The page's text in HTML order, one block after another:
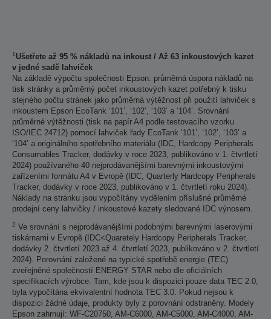
1 Ušetřete až 95 % nákladů na inkoust / Až 63 inkoustových kazet
v jedné sadě lahviček
Na základě výpočtu společnosti Epson: průměrná úspora nákladů na
tisk stránky a průměrný počet inkoustových kazet potřebný k tisku
stejného počtu stránek jako průměrná výtěžnost při použití lahviček s
inkoustem Epson EcoTank ‘101’, ‘102’, ‘103’ a ‘104’. Srovnání
průměrné výtěžnosti (tisk na papír A4 podle testovacího vzorku
ISO/IEC 24712) pomocí lahviček řady EcoTank ’101’, ‘102’, ‘103’ a
‘104’ a originálního spotřebního materiálu (IDC, Hardcopy Peripherals
Consumables Tracker, dodávky v roce 2023, publikováno v 1. čtvrtletí
2024) používaného 40 nejprodávanějšími barevnými inkoustovými
zařízeními formátu A4 v Evropě (IDC, Quarterly Hardcopy Peripherals
Tracker, dodávky v roce 2023, publikováno v 1. čtvrtletí roku 2024).
Náklady na stránku jsou vypočítány vydělením příslušné průměrné
prodejní ceny lahvičky / inkoustové kazety sledované IDC výnosem.
2 Ve srovnání s nejprodávanějšími podobnými barevnými laserovými
tiskárnami v Evropě (IDC<Quaretely Hardcopy Peripherals Tracker,
dodávky 2. čtvrtletí 2023 až 4. čtvrtletí 2023, publikováno v 2. čtvrtletí
2024). Porovnání založené na typické spotřebě energie (TEC)
zveřejněné společností ENERGY STAR nebo dle oficiálních
specifikacích výrobce. Tam, kde jsou k dispozici pouze data TEC 2.0,
byla vypočítána ekvivalentní hodnota TEC 3.0. Pokud nejsou k
dispozici žádné údaje, produkty byly z porovnání odstraněny. Modely
Epson zahrnují: WF-C20750, AM-C6000, AM-C5000, AM-C4000, AM-